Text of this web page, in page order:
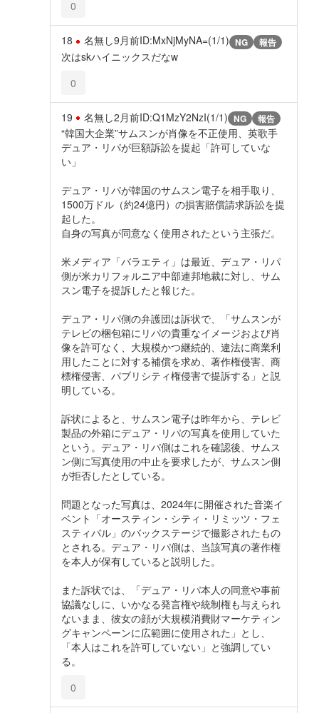
0
18 名無し9月前ID:MxNjMyNA=(1/1) NG 報告
次はskハイニックスだなw
0
19 名無し2月前ID:Q1MzY2NzI(1/1) NG 報告
“韓国大企業”サムスンが肖像を不正使用、英歌手
デュア・リパが巨額訴訟を提起「許可していな
い」
デュア・リパが韓国のサムスン電子を相手取り、
1500万ドル（約24億円）の損害賠償請求訴訟を提
起した。
自身の写真が同意なく使用されたという主張だ。
米メディア「バラエティ」は最近、デュア・リパ
側が米カリフォルニア中部連邦地裁に対し、サム
スン電子を提訴したと報じた。
デュア・リパ側の弁護団は訴状で、「サムスンが
テレビの梱包箱にリパの貴重なイメージおよび肖
像を許可なく、大規模かつ継続的、違法に商業利
用したことに対する補償を求め、著作権侵害、商
標権侵害、パブリシティ権侵害で提訴する」と説
明している。
訴状によると、サムスン電子は昨年から、テレビ
製品の外箱にデュア・リパの写真を使用していた
という。デュア・リパ側はこれを確認後、サムス
ン側に写真使用の中止を要求したが、サムスン側
が拒否したとしている。
問題となった写真は、2024年に開催された音楽イ
ベント「オースティン・シティ・リミッツ・フェ
スティバル」のバックステージで撮影されたもの
とされる。デュア・リパ側は、当該写真の著作権
を本人が保有していると説明した。
また訴状では、「デュア・リパ本人の同意や事前
協議なしに、いかなる発言権や統制権も与えられ
ないまま、彼女の顔が大規模消費財マーケティン
グキャンペーンに広範囲に使用された」とし、
「本人はこれを許可していない」と強調してい
る。
0